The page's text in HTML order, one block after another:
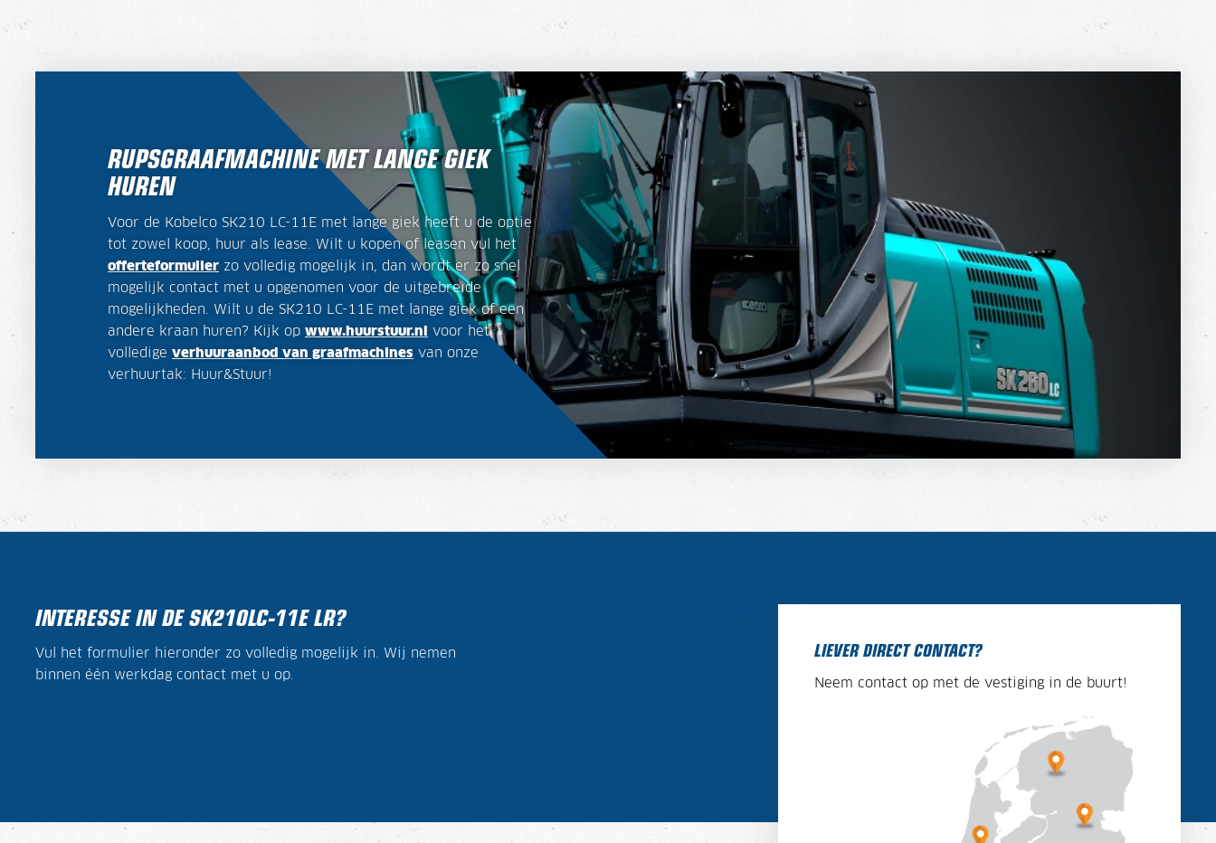
RUPSGRAAFMACHINE MET LANGE GIEK
HUREN
Voor de Kobelco SK210 LC-11E met lange giek heeft u de optie
tot zowel koop, huur als lease. Wilt u kopen of leasen vul het
offerteformulier zo volledig mogelijk in, dan wordt er zo snel
mogelijk contact met u opgenomen voor de uitgebreide
mogelijkheden. Wilt u de SK210 LC-11E met lange giek of een
andere kraan huren? Kijk op www.huurstuur.nl
voor het
volledige verhuuraanbod van graafmachines van onze
verhuurtak: Huur&Stuur!
INTERESSE IN DE SK210LC-11E LR?
Vul het formulier hieronder zo volledig mogelijk in. Wij nemen
binnen één werkdag contact met u op.
LIEVER DIRECT CONTACT?
Neem contact op met de vestiging in de buurt!